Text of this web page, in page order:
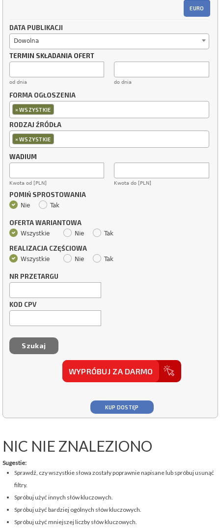
EURO
DATA PUBLIKACJI
Dowolna
TERMIN SKŁADANIA OFERT
od dnia do dnia
FORMA OGŁOSZENIA
×WSZYSTKIE
RODZAJ ŹRÓDŁA
×WSZYSTKIE
WADIUM
Kwota od [PLN] Kwota do [PLN]
POMIŃ SPROSTOWANIA
Nie Tak
OFERTA WARIANTOWA
Wszystkie Nie Tak
REALIZACJA CZĘŚCIOWA
Wszystkie Nie Tak
NR PRZETARGU
KOD CPV
WYPRÓBUJ ZA DARMO
KUP DOSTĘP
NIC NIE ZNALEZIONO
Sugestie:
Sprawdź, czy wszystkie słowa zostały poprawnie napisane lub spróbuj usunąć
filtry.
Spróbuj użyć innych słów kluczowych.
Spróbuj użyć bardziej ogólnych słów kluczowych.
Spróbuj użyć mniejszej liczby słów kluczowych.